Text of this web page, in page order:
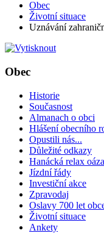
Obec
Životní situace
Uznávání
Obec
Historie
Současnost
Almanach o obci
Hlášení obecního
Opustili nás...
Důležité odkazy
Hanácká relax
Jízdní řády
Investiční akce
Zpravodaj
Oslavy 700 let
Životní situace
Ankety